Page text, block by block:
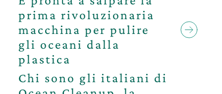
prima rivoluzionaria
macchina per pulire
gli oceani dalla
plastica
Chi sono gli italiani di